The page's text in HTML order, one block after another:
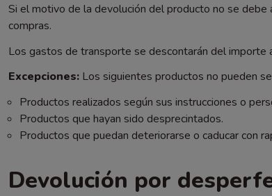
Si el motivo de la devolución del producto no se
compras.
Los gastos de transporte se descontarán del importe
Excepciones: Los siguientes productos no pueden
Productos realizados según sus instrucciones o
Productos que hayan sido desprecintados.
Productos que puedan deteriorarse o caducar con
Devolución por